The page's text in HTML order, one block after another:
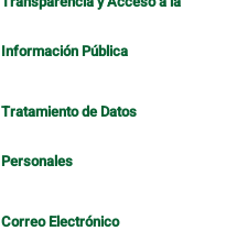
Información Pública
Tratamiento de Datos
Personales
Correo Electrónico